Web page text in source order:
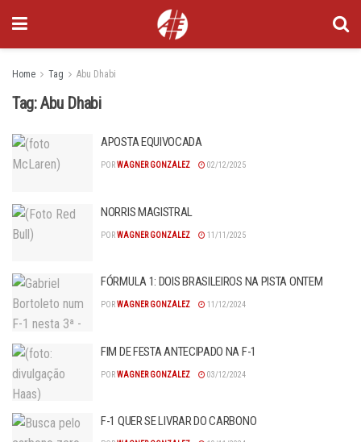
Home Tag Abu Dhabi
Tag:Abu Dhabi
APOSTA EQUIVOCADA
PORWAGNER GONZALEZ 02/12/2025
NORRIS MAGISTRAL
PORWAGNER GONZALEZ 11/11/2025
FÓRMULA 1: DOIS BRASILEIROS NA PISTA ONTEM
PORWAGNER GONZALEZ 11/12/2024
FIM DE FESTA ANTECIPADO NA F-1
PORWAGNER GONZALEZ 03/12/2024
F-1 QUER SE LIVRAR DO CARBONO